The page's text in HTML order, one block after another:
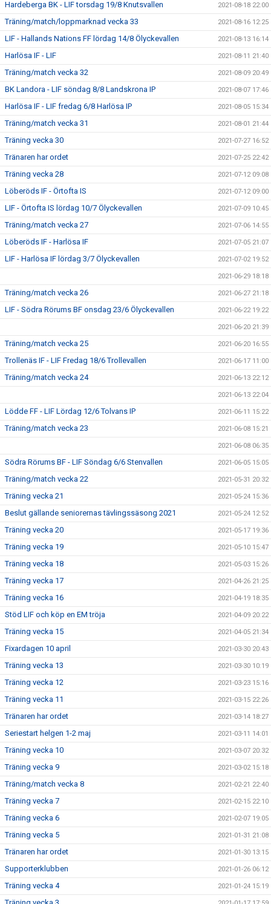
Hardeberga BK - LIF torsdag 19/8 Knutsvallen 2021-08-18 22:00
Träning/match/loppmarknad vecka 33 2021-08-16 12:25
LIF - Hallands Nations FF lördag 14/8 Ölyckevallen 2021-08-13 16:14
Harlösa IF - LIF 2021-08-11 21:40
Träning/match vecka 32 2021-08-09 20:49
BK Landora - LIF söndag 8/8 Landskrona IP 2021-08-07 17:46
Harlösa IF - LIF fredag 6/8 Harlösa IP 2021-08-05 15:34
Träning/match vecka 31 2021-08-01 21:44
Träning vecka 30 2021-07-27 16:52
Tränaren har ordet 2021-07-25 22:42
Träning vecka 28 2021-07-12 09:08
Löberöds IF - Örtofta IS 2021-07-12 09:00
LIF - Örtofta IS lördag 10/7 Ölyckevallen 2021-07-09 10:45
Träning/match vecka 27 2021-07-06 14:55
Löberöds IF - Harlösa IF 2021-07-05 21:07
LIF - Harlösa IF lördag 3/7 Ölyckevallen 2021-07-02 19:52
2021-06-29 18:18
Träning/match vecka 26 2021-06-27 21:18
LIF - Södra Rörums BF onsdag 23/6 Ölyckevallen 2021-06-22 19:22
2021-06-20 21:39
Träning/match vecka 25 2021-06-20 16:55
Trollenäs IF - LIF Fredag 18/6 Trollevallen 2021-06-17 11:00
Träning/match vecka 24 2021-06-13 22:12
2021-06-13 22:04
Lödde FF - LIF Lördag 12/6 Tolvans IP 2021-06-11 15:22
Träning/match vecka 23 2021-06-08 15:21
2021-06-08 06:35
Södra Rörums BF - LIF Söndag 6/6 Stenvallen 2021-06-05 15:05
Träning/match vecka 22 2021-05-31 20:32
Träning vecka 21 2021-05-24 15:36
Beslut gällande seniorernas tävlingssäsong 2021 2021-05-24 12:52
Träning vecka 20 2021-05-17 19:36
Träning vecka 19 2021-05-10 15:47
Träning vecka 18 2021-05-03 15:26
Träning vecka 17 2021-04-26 21:25
Träning vecka 16 2021-04-19 18:35
Stöd LIF och köp en EM tröja 2021-04-09 20:22
Träning vecka 15 2021-04-05 21:34
Fixardagen 10 april 2021-03-30 20:43
Träning vecka 13 2021-03-30 10:19
Träning vecka 12 2021-03-23 15:16
Träning vecka 11 2021-03-15 22:26
Tränaren har ordet 2021-03-14 18:27
Seriestart helgen 1-2 maj 2021-03-11 14:01
Träning vecka 10 2021-03-07 20:32
Träning vecka 9 2021-03-02 15:18
Träning/match vecka 8 2021-02-21 22:40
Träning vecka 7 2021-02-15 22:10
Träning vecka 6 2021-02-07 19:05
Träning vecka 5 2021-01-31 21:08
Tränaren har ordet 2021-01-30 13:15
Supporterklubben 2021-01-26 06:12
Träning vecka 4 2021-01-24 15:19